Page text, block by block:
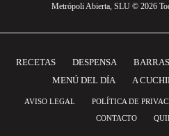
Metrópoli Abierta, SLU © 2026
RECETAS DESPENSA
MENÚ DEL DÍA
A
AVISO LEGAL POLÍTICA DE
CONTACTO